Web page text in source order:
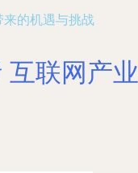
的机遇与挑战
联网产